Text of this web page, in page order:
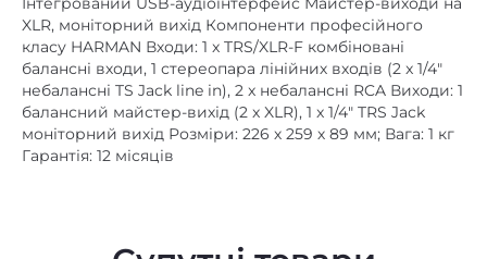
балансні входи, 1 стереопара лінійних входів (2 x 1/4″
небалансні TS Jack line in), 2 x небалансні RCA Виходи: 1
балансний майстер-вихід (2 x XLR), 1 x 1/4″ TRS Jack
моніторний вихід Розміри: 226 х 259 х 89 мм; Вага: 1 кг
Гарантія: 12 місяців